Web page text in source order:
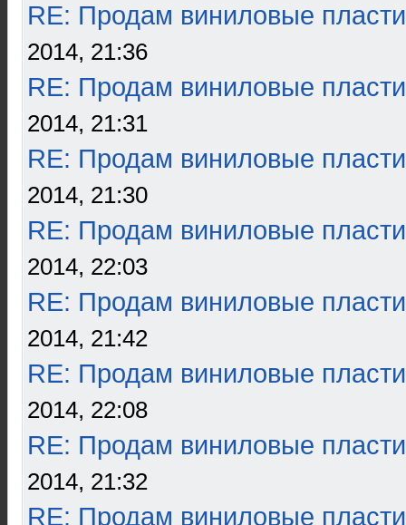
RE: Продам виниловые
2014, 21:36
RE: Продам виниловые
2014, 21:31
RE: Продам виниловые
2014, 21:30
RE: Продам виниловые
2014, 22:03
RE: Продам виниловые
2014, 21:42
RE: Продам виниловые
2014, 22:08
RE: Продам виниловые
2014, 21:32
RE: Продам виниловые